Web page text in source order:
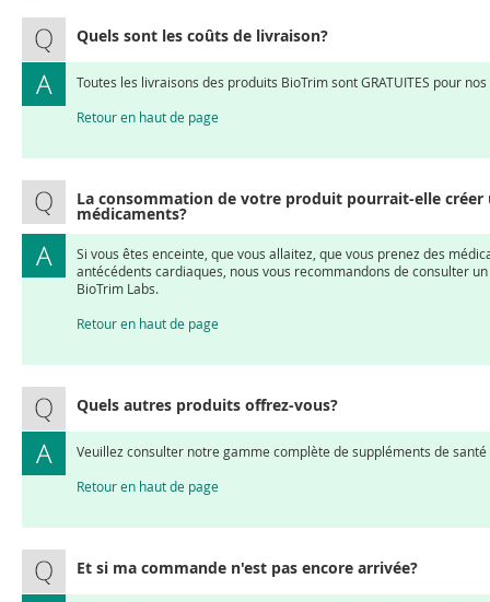
Quels sont les coûts de livraison?
Toutes les livraisons des produits BioTrim sont GRATUITES pour
Retour en haut de page
La consommation de votre produit pourrait-elle créer
médicaments?
Si vous êtes enceinte, que vous allaitez, que vous prenez des
antécédents cardiaques, nous vous recommandons de consulter
BioTrim Labs.
Retour en haut de page
Quels autres produits offrez-vous?
Veuillez consulter notre gamme complète de suppléments de
Retour en haut de page
Et si ma commande n'est pas encore arrivée?